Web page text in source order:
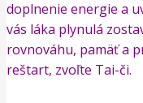
doplnenie energie a
vás láka plynulá
rovnováhu, pamäť a
reštart, zvoľte Tai-či.